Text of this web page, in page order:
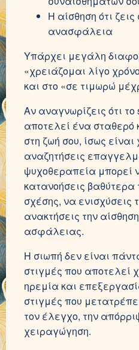
Η αίσθηση ότι
ανασφάλεια
Υπάρχει μεγάλη
«χρειάζομαι λίγο
και στο «σε τιμωρώ
Αν αναγνωρίζεις ότι το
αποτελεί ένα σταθερό
στη ζωή σου, ίσως
αναζητήσεις
ψυχοθεραπεία μπορεί
κατανοήσεις βαθύτερα
σχέσης, να ενισχύσεις
ανακτήσεις την
ασφάλειας.
Η σιωπή δεν είναι
στιγμές που αποτελεί
ηρεμία και
στιγμές που
τον έλεγχο, την
χειραγώγηση.